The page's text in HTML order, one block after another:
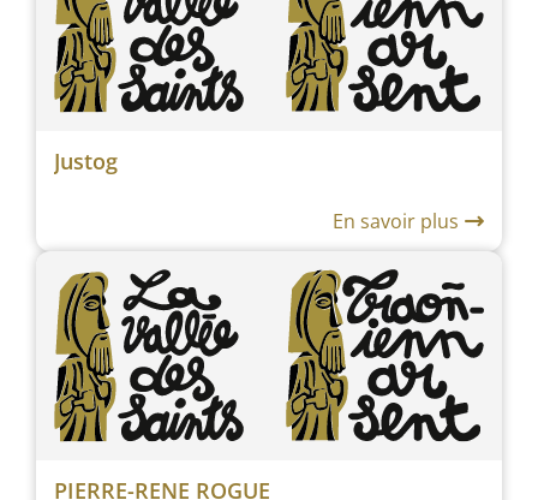
Justog
En savoir plus
PIERRE-RENE ROGUE